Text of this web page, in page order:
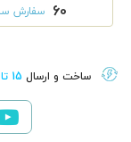
60 سفارش
ساخت و ارسال 15 تا 20 روز کاری